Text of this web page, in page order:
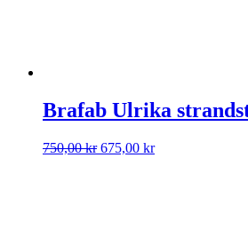
Brafab Ulrika
750,00kr Det
675,00 krDet